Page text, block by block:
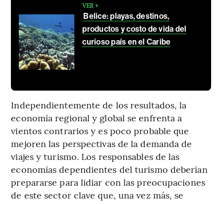
VER +
Belice: playas, destinos,
productos y costo de vida del
curioso país en el Caribe
Independientemente de los resultados, la
economía regional y global se enfrenta a
vientos contrarios y es poco probable que
mejoren las perspectivas de la demanda de
viajes y turismo. Los responsables de las
economías dependientes del turismo deberían
prepararse para lidiar con las preocupaciones
de este sector clave que, una vez más, se